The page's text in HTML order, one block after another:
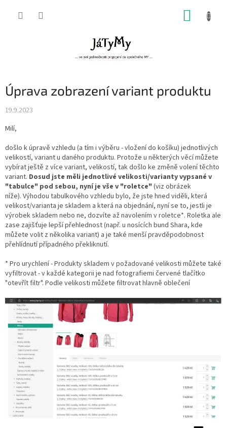
Úprava zobrazení variant produktu
19.9.2023
Milí,
došlo k úpravě vzhledu (a tím i výběru - vložení do košíku) jednotlivých
velikostí, variant u daného produktu. Protože u některých věcí můžete
vybírat ještě z více variant, velikostí, tak došlo ke změně volení těchto
variant. Dosud jste měli jednotlivé velikosti/varianty vypsané v
"tabulce" pod sebou, nyní je vše v "roletce" (viz obrázek
níže). Výhodou tabulkového vzhledu bylo, že jste hned viděli, která
velikost/varianta je skladem a která na objednání, nyní se to, jestli je
výrobek skladem nebo ne, dozvíte až navolením v roletce*. Roletka ale
zase zajišťuje lepší přehlednost (např. u nosících bund Shara, kde
můžete volit z několika variant) a je také menší pravděpodobnost
přehlídnutí případného překliknutí.
* Pro urychlení - Produkty skladem v požadované velikosti můžete také
vyfiltrovat - v každé kategorii je nad fotografiemi červené tlačítko
"otevřít filtr". Podle velikosti můžete filtrovat hlavně oblečení